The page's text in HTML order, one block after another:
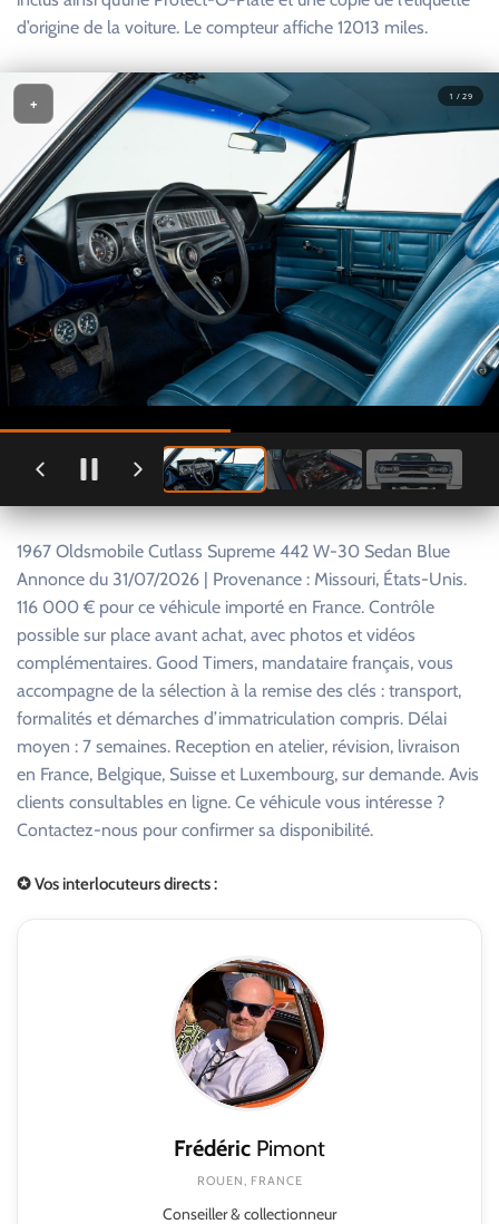
d’origine de la voiture. Le compteur affiche 12013 miles.
1 / 29
+
1967 Oldsmobile Cutlass Supreme 442 W-30 Sedan Blue
Annonce du 31/07/2026 | Provenance : Missouri, États-Unis.
116 000 € pour ce véhicule importé en France. Contrôle
possible sur place avant achat, avec photos et vidéos
complémentaires. Good Timers, mandataire français, vous
accompagne de la sélection à la remise des clés : transport,
formalités et démarches d’immatriculation compris. Délai
moyen : 7 semaines. Reception en atelier, révision, livraison
en France, Belgique, Suisse et Luxembourg, sur demande. Avis
clients consultables en ligne. Ce véhicule vous intéresse ?
Contactez-nous pour confirmer sa disponibilité.
✪ Vos interlocuteurs directs :
Frédéric Pimont
ROUEN, FRANCE
Conseiller & collectionneur